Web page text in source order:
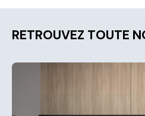
RETROUVEZ TOUTE